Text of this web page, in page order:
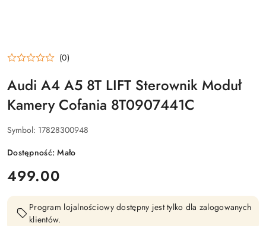
(0)
Audi A4 A5 8T LIFT Sterownik Moduł
Kamery Cofania 8T0907441C
Symbol: 17828300948
Dostępność:Mało
cena:
499.00
Program lojalnościowy dostępny jest tylko dla zalogowanych
klientów.